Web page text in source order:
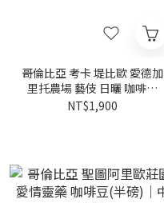
哥倫比亞 考卡 堤比歐 愛德加
里托農場 藝伎 日曬 咖啡豆
(半磅)｜黃金烘焙
NT$1,900